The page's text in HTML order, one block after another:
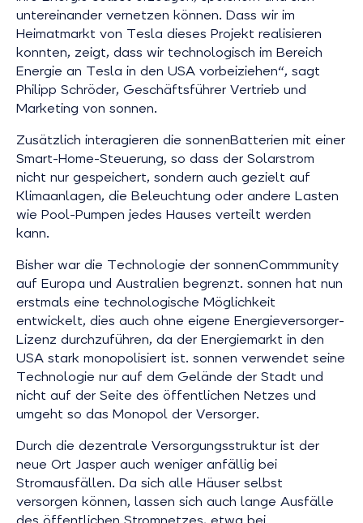
untereinander vernetzen können. Dass wir im
Heimatmarkt von Tesla dieses Projekt realisieren
konnten, zeigt, dass wir technologisch im Bereich
Energie an Tesla in den USA vorbeiziehen“, sagt
Philipp Schröder, Geschäftsführer Vertrieb und
Marketing von sonnen.
Zusätzlich interagieren die sonnenBatterien mit einer
Smart-Home-Steuerung, so dass der Solarstrom
nicht nur gespeichert, sondern auch gezielt auf
Klimaanlagen, die Beleuchtung oder andere Lasten
wie Pool-Pumpen jedes Hauses verteilt werden
kann.
Bisher war die Technologie der sonnenCommmunity
auf Europa und Australien begrenzt. sonnen hat nun
erstmals eine technologische Möglichkeit
entwickelt, dies auch ohne eigene Energieversorger-
Lizenz durchzuführen, da der Energiemarkt in den
USA stark monopolisiert ist. sonnen verwendet seine
Technologie nur auf dem Gelände der Stadt und
nicht auf der Seite des öffentlichen Netzes und
umgeht so das Monopol der Versorger.
Durch die dezentrale Versorgungsstruktur ist der
neue Ort Jasper auch weniger anfällig bei
Stromausfällen. Da sich alle Häuser selbst
versorgen können, lassen sich auch lange Ausfälle